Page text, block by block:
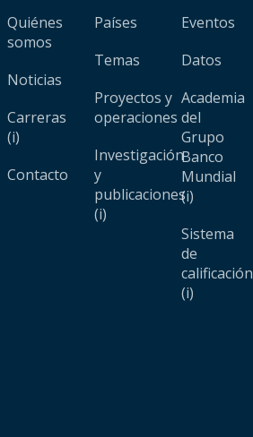
Quiénes
somos
Noticias
Carreras
(i)
Contacto
Países
Temas
Proyectos y
operaciones
Investigación
y
publicaciones
(i)
Eventos
Datos
Academia
del
Grupo
Banco
Mundial
(i)
Sistema
de
calificación
(i)